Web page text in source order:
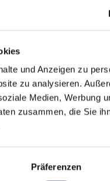
und Anzeigen zu
zu analysieren.
Medien, Werbung
zusammen, die Sie
Präferenzen